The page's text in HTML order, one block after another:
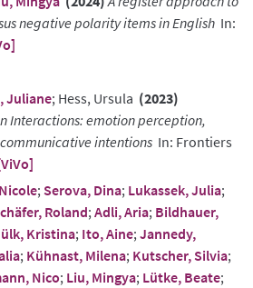
negative polarity items in English In:
Juliane; Hess, Ursula (2023)
Interactions: emotion perception,
intentions In: Frontiers
;Serova, Dina; Lukassek, Julia;
Roland;Adli, Aria; Bildhauer,
Kristina; Ito, Aine;Jannedy,
; Kühnast, Milena; Kutscher, Silvia;
Nico; Liu, Mingya; Lütke, Beate;